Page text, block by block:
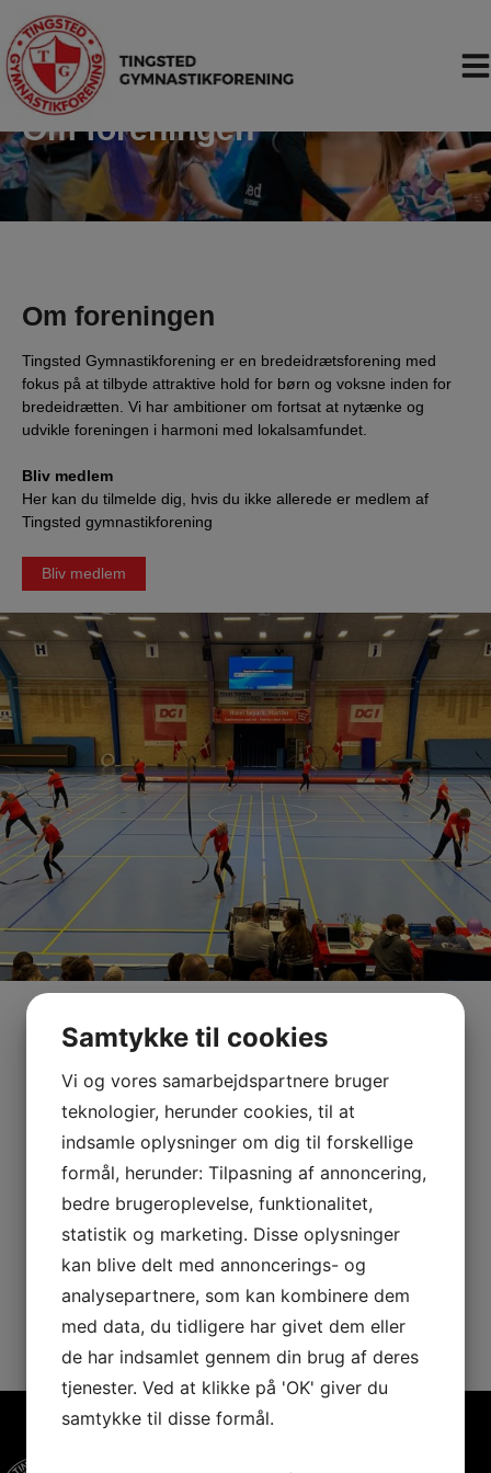
indholdet
Om foreningen
Om foreningen
Tingsted Gymnastikforening er en bredeidrætsforening med
fokus på at tilbyde attraktive hold for børn og voksne inden for
bredeidrætten. Vi har ambitioner om fortsat at nytænke og
udvikle foreningen i harmoni med lokalsamfundet.
Bliv medlem
Her kan du tilmelde dig, hvis du ikke allerede er medlem af
Tingsted gymnastikforening
Bliv medlem
Sponsorer
Samtykke til cookies
Vi og vores samarbejdspartnere bruger
teknologier, herunder cookies, til at
indsamle oplysninger om dig til forskellige
formål, herunder: Tilpasning af annoncering,
bedre brugeroplevelse, funktionalitet,
statistik og marketing. Disse oplysninger
kan blive delt med annoncerings- og
analysepartnere, som kan kombinere dem
med data, du tidligere har givet dem eller
de har indsamlet gennem din brug af deres
tjenester. Ved at klikke på 'OK' giver du
samtykke til disse formål.